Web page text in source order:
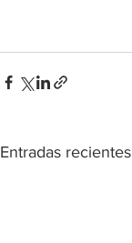
Entradas recientes